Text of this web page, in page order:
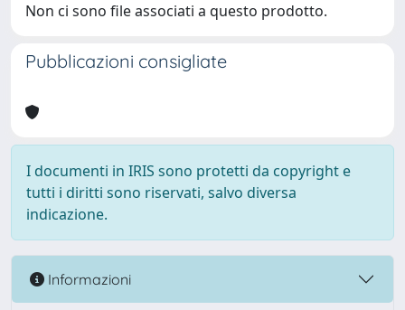
Non ci sono file associati a questo prodotto.
Pubblicazioni consigliate
I documenti in IRIS sono protetti da copyright e
tutti i diritti sono riservati, salvo diversa
indicazione.
Informazioni